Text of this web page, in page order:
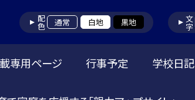
配色 通常 白地 黒地 文字
専用ページ 行事予定 学校日記